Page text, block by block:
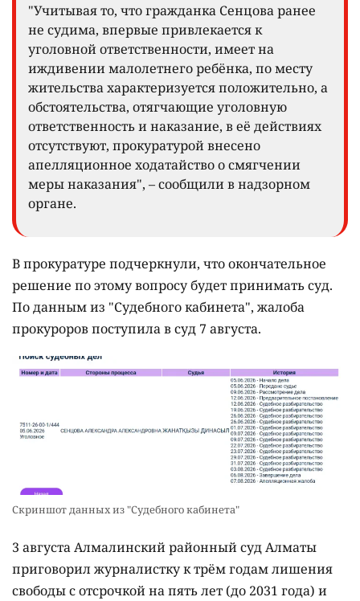
"Учитывая то, что гражданка Сенцова ранее
не судима, впервые привлекается к
уголовной ответственности, имеет на
иждивении малолетнего ребёнка, по месту
жительства характеризуется положительно, а
обстоятельства, отягчающие уголовную
ответственность и наказание, в её действиях
отсутствуют, прокуратурой внесено
апелляционное ходатайство о смягчении
меры наказания", – сообщили в надзорном
органе.
В прокуратуре подчеркнули, что окончательное
решение по этому вопросу будет принимать суд.
По данным из "Судебного кабинета", жалоба
прокуроров поступила в суд 7 августа.
Скриншот данных из "Судебного кабинета"
3 августа Алмалинский районный суд Алматы
приговорил журналистку к трём годам лишения
свободы с отсрочкой на пять лет (до 2031 года) и